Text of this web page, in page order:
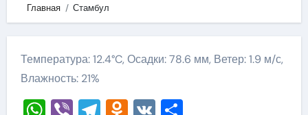
Главная Стамбул
Температура: 12.4°C, Осадки: 78.6 мм, Ветер: 1.9 м/с,
Влажность: 21%